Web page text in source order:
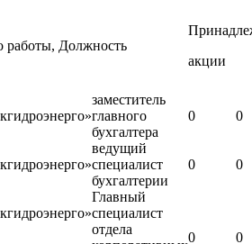
работы, Должность
акции
заместитель
главного
бухгалтера
0 0
ведущий
специалист
бухгалтерии
0 0
Главный
специалист
отдела
0 0